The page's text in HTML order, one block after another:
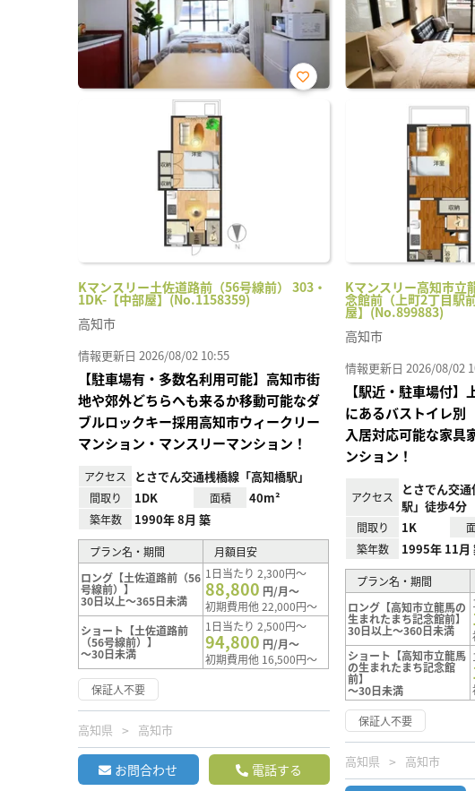
Kマンスリー土佐道路前（56号線前） 303・
1DK-【中部屋】(No.1158359)
お気
高知市
情報更新日 2026/08/02 10:55
【駐車場有・多数名利用可能】高知市街
地や郊外どちらへも来るか移動可能なダ
ブルロックキー採用高知市ウィークリー
マンション・マンスリーマンション！
アクセス とさでん交通桟橋線「高知橋駅」
間取り 1DK 面積 40m²
築年数 1990年 8月 築
プラン名・期間
月額目安
ロング【土佐道路前（56
号線前）】
30日以上～365日未満
1日当たり 2,300円～
88,800 円/月～
初期費用他 22,000円～
ショート【土佐道路前
（56号線前）】
～30日未満
1日当たり 2,500円～
94,800 円/月～
初期費用他 16,500円～
保証人不要
高知県 高知市
お問合わせ 電話する
Kマンスリー高知市立
念館前（上町2丁目駅
屋】(No.899883)
高知市
情報更新日 2026/08/02
【駅近・駐車場付
にあるバストイレ
入居対応可能な家具
ンション！
アクセス
とさでん交
駅」徒歩4分
間取り 1K
築年数 1995年 11月
プラン名・期間
ロング【高知市立龍馬の
生まれたまち記念館前】
30日以上～360日未満
ショート【高知市立龍馬
の生まれたまち記念館
前】
～30日未満
保証人不要
高知県 高知市